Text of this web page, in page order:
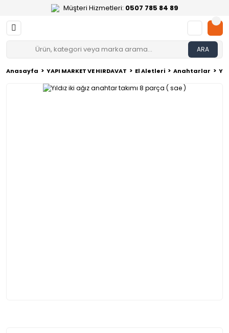
Müşteri Hizmetleri: 0507 785 84 89
ARA
Anasayfa YAPI MARKET VE HIRDAVAT El Aletleri Anahtarlar